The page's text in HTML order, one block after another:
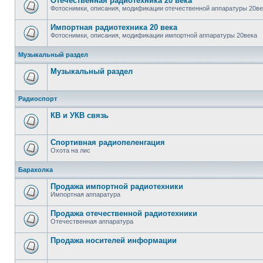
Фотоснимки, описания, модификации отечественной аппаратуры
Импортная радиотехника 20 века
Фотоснимки, описания, модификации импортной аппаратуры 20века
Музыкальный раздел
Музыкальный раздел
Радиоспорт
КВ и УКВ связь
Спортивная радиопеленгация
Охота на лис
Барахолка
Продажа импортной радиотехники
Импортная аппаратура
Продажа отечественной радиотехники
Отечественная аппаратура
Продажa носителей информации